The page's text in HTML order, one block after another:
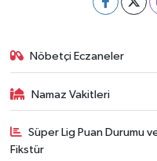
Nöbetçi Eczaneler
Namaz Vakitleri
Süper Lig Puan Durumu
Fikstür